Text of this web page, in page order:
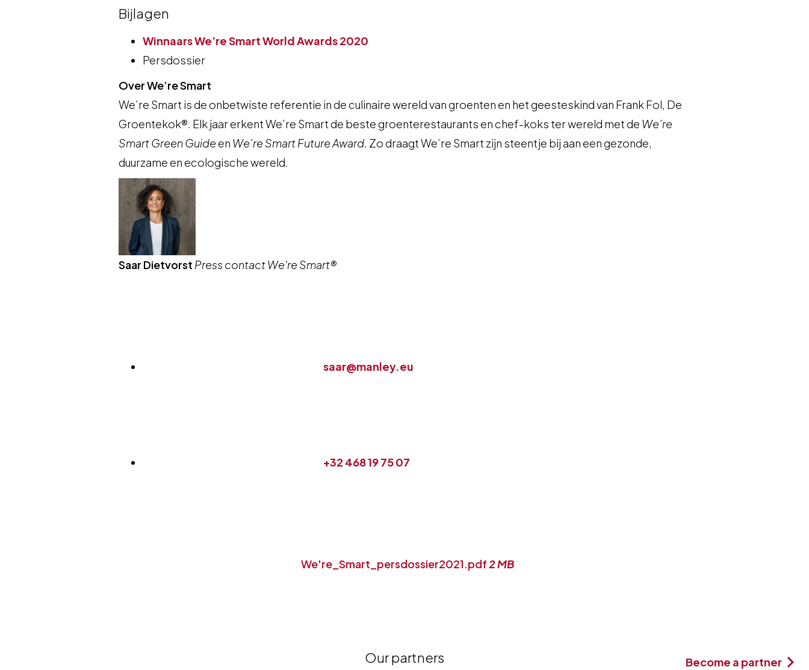
Bijlagen
Winnaars We’re Smart World Awards 2020
Persdossier
Over We’re Smart
We’re Smart is de onbetwiste referentie in de culinaire wereld van groenten en het geesteskind van Frank Fol, De
Groentekok®. Elk jaar erkent We’re Smart de beste groenterestaurants en chef-koks ter wereld met de We’re
Smart Green Guideen We’re Smart Future Award. Zo draagt We’re Smart zijn steentje bij aan een gezonde,
duurzame en ecologische wereld.
Saar Dietvorst Press contact We're Smart®
saar@manley.eu
+32 468 19 75 07
We're_Smart_persdossier2021.pdf2 MB
Our partners Become a partner